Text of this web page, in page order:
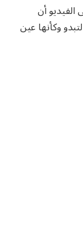
الفيديو أن
وكأنها عين